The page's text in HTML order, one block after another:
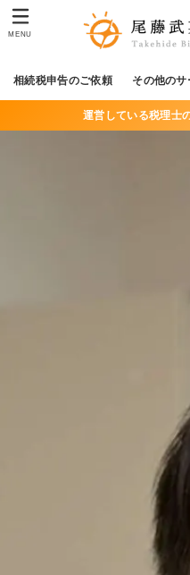
相続税申告のご依頼 その他の
MENU
運営している税理士